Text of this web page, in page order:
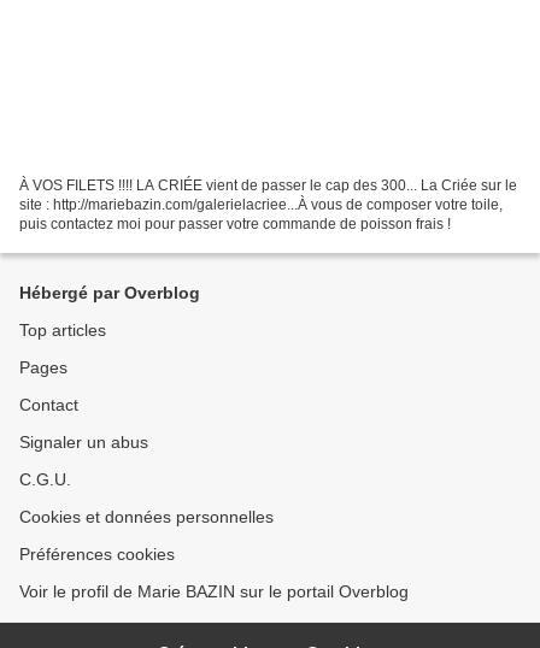
À VOS FILETS !!!! LA CRIÉE vient de passer le cap des 300... La Criée sur le
site : http://mariebazin.com/galerielacriee...À vous de composer votre toile,
puis contactez moi pour passer votre commande de poisson frais !
Hébergé par Overblog
Top articles
Pages
Contact
Signaler un abus
C.G.U.
Cookies et données personnelles
Préférences cookies
Voir le profil de Marie BAZIN sur le portail Overblog